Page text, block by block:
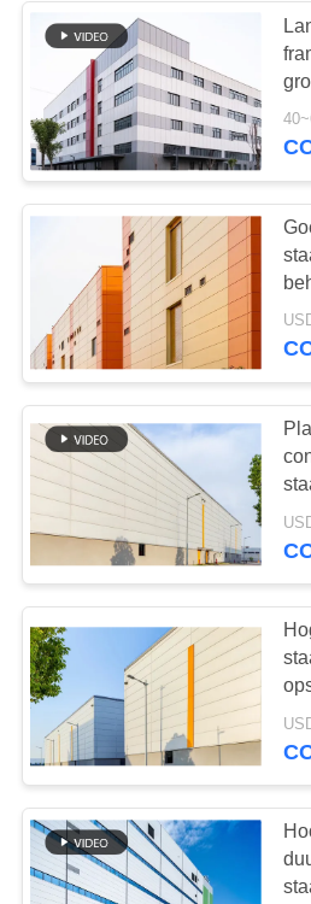
PRIVACYBELEID
diensten
structureel
staalstralen
Staal
De Bouw